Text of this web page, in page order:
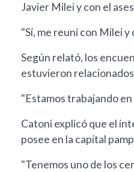
Javier Milei y con el
"Sí, me reuní con Milei
Según relató, los
estuvieron
"Estamos trabajando
Catoni explicó que el
posee en la capital
"Tenemos uno de los